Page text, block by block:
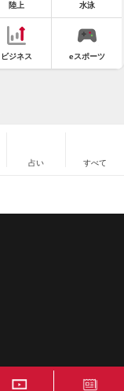
陸上 水泳
ビジネス eスポーツ
占い すべて